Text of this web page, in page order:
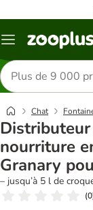
Menu
Rechercher
des
produits
Chat
nourriture
Granary
– jusqu’à 5 l de
(0